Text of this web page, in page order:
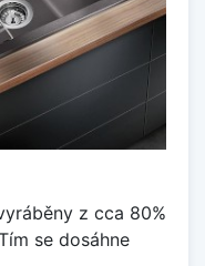
z cca 80%
se dosáhne